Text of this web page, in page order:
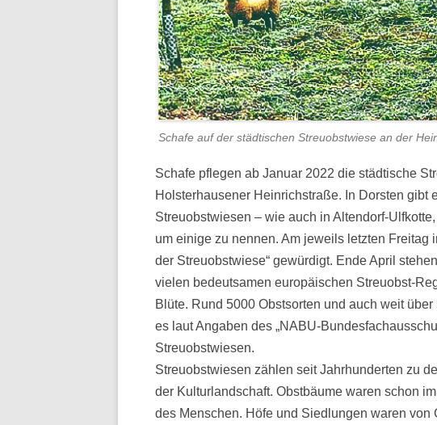
Schafe auf der städtischen Streuobstwiese an der
Schafe pflegen ab Januar 2022 die städtische
Holsterhausener Heinrichstraße. In Dorsten gibt
Streuobstwiesen – wie auch in Altendorf-
um einige zu nennen. Am jeweils letzten Freitag
der Streuobstwiese“ gewürdigt. Ende April
vielen bedeutsamen europäischen Streuobst-
Blüte. Rund 5000 Obstsorten und auch weit
es laut Angaben des „NABU-
Streuobstwiesen.
Streuobstwiesen zählen seit Jahrhunderten zu
der Kulturlandschaft. Obstbäume waren schon
des Menschen. Höfe und Siedlungen waren von